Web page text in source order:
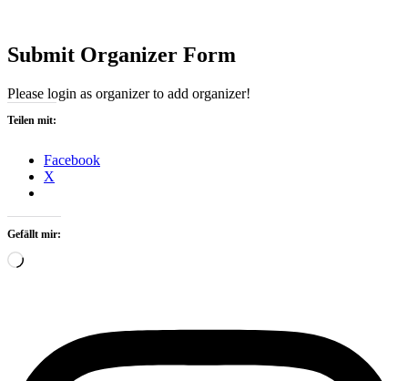
Submit Organizer Form
Please login as organizer to add organizer!
Teilen mit:
Facebook
X
Gefällt mir:
Wird